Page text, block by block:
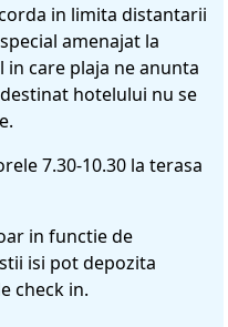
in limita distantarii
amenajat la
care plaja ne anunta
hotelului nu se
7.30-10.30 la terasa
in functie de
isi pot depozita
check in.